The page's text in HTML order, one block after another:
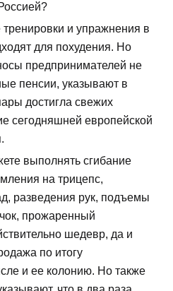
и упражнения в
для похудения. Но
предпринимателей не
пенсии, указывают в
достигла свежих
сегодняшней европейской
выполнять сгибание
на трицепс,
разведения рук, подъемы
прожаренный
шедевр, да и
по итогу
и ее колонию. Но также